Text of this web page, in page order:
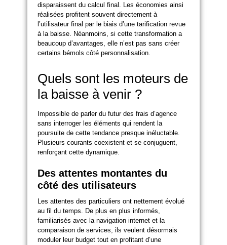
disparaissent du calcul final. Les économies ainsi
réalisées profitent souvent directement à
l’utilisateur final par le biais d’une tarification revue
à la baisse. Néanmoins, si cette transformation a
beaucoup d’avantages, elle n’est pas sans créer
certains bémols côté personnalisation.
Quels sont les moteurs de
la baisse à venir ?
Impossible de parler du futur des frais d’agence
sans interroger les éléments qui rendent la
poursuite de cette tendance presque inéluctable.
Plusieurs courants coexistent et se conjuguent,
renforçant cette dynamique.
Des attentes montantes du
côté des utilisateurs
Les attentes des particuliers ont nettement évolué
au fil du temps. De plus en plus informés,
familiarisés avec la navigation internet et la
comparaison de services, ils veulent désormais
moduler leur budget tout en profitant d’une